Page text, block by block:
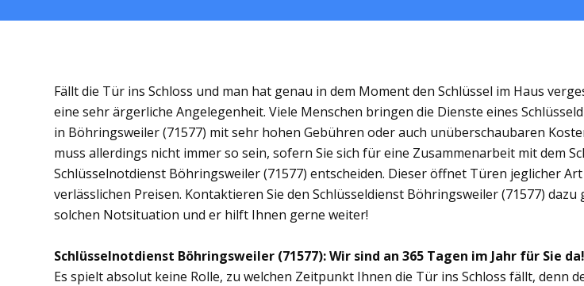
Fällt die Tür ins Schloss und man hat genau in dem Moment den Schlüssel im Haus
eine sehr ärgerliche Angelegenheit. Viele Menschen bringen die Dienste eines
in Böhringsweiler (71577) mit sehr hohen Gebühren oder auch unüberschaubaren
muss allerdings nicht immer so sein, sofern Sie sich für eine Zusammenarbeit mit dem
Schlüsselnotdienst Böhringsweiler (71577) entscheiden. Dieser öffnet Türen jeglicher
verlässlichen Preisen. Kontaktieren Sie den Schlüsseldienst Böhringsweiler (71577)
solchen Notsituation und er hilft Ihnen gerne weiter!
Schlüsselnotdienst Böhringsweiler (71577): Wir sind an 365 Tagen im Jahr für Sie da!
Es spielt absolut keine Rolle, zu welchen Zeitpunkt Ihnen die Tür ins Schloss fällt, denn